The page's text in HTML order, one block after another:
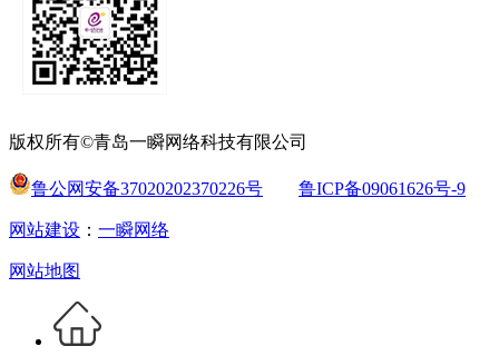
版权所有©青岛一瞬网络科技有限公司
鲁公网安备37020202370226号 鲁ICP备09061626号-9
网站建设 ： 一瞬网络
网站地图